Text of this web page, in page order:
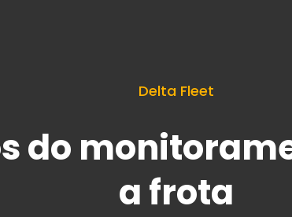
Delta Fleet
do
a frota